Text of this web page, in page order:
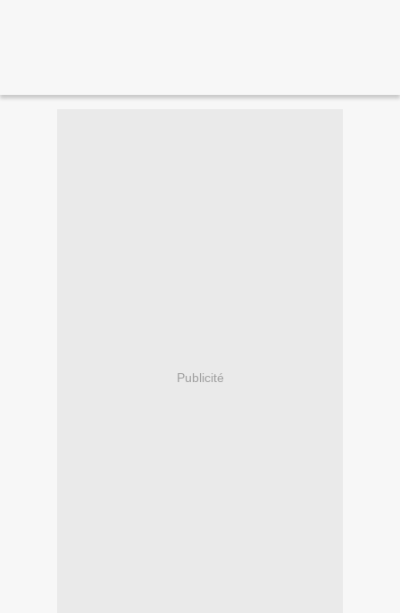
Publicité